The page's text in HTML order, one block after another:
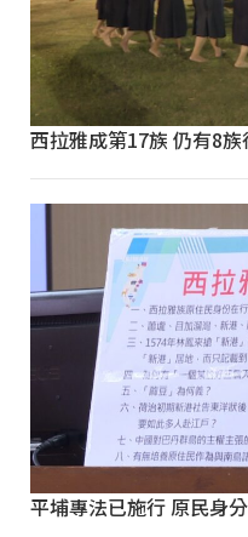
西拉雅成第17族 仍有8
平埔專法已施行 原民身